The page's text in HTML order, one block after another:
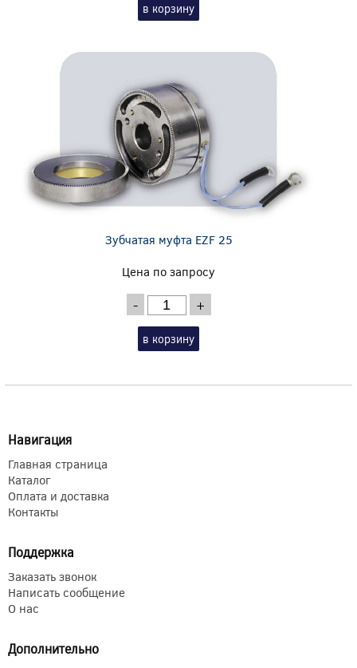
в корзину
Зубчатая муфта EZF 25
Цена по запросу
- +
в корзину
Навигация
Главная страница
Каталог
Оплата и доставка
Контакты
Поддержка
Заказать звонок
Написать сообщение
О нас
Дополнительно